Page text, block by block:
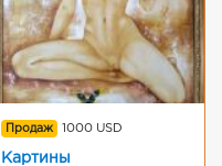
Продаж 1000 USD
Картины